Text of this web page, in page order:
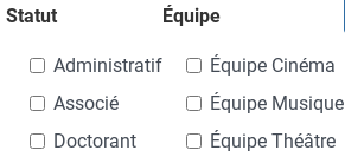
Statut
Administratif
Associé
Doctorant
Équipe
Équipe Cinéma
Équipe Musique
Équipe Théâtre